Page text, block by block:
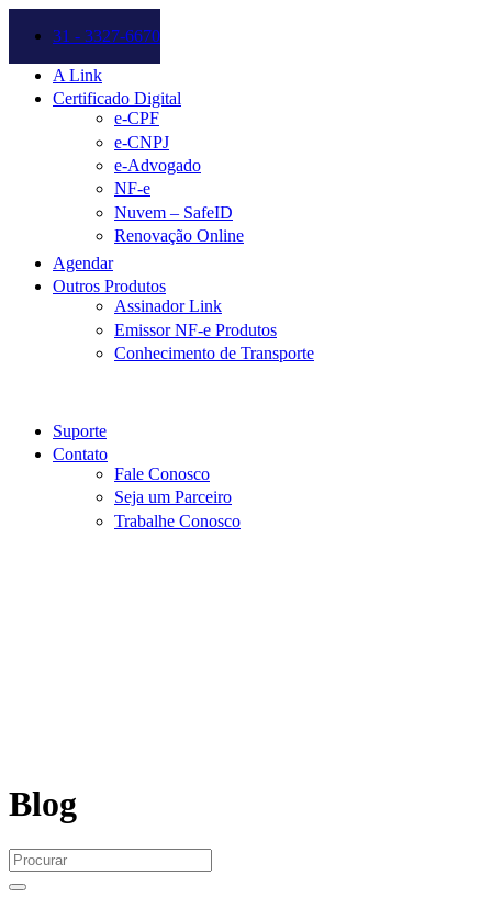
31 - 3327-6670
A Link
Certificado Digital
e-CPF
e-CNPJ
e-Advogado
NF-e
Nuvem – SafeID
Renovação Online
Agendar
Outros Produtos
Assinador Link
Emissor NF-e Produtos
Conhecimento de Transporte
Suporte
Contato
Fale Conosco
Seja um Parceiro
Trabalhe Conosco
Blog